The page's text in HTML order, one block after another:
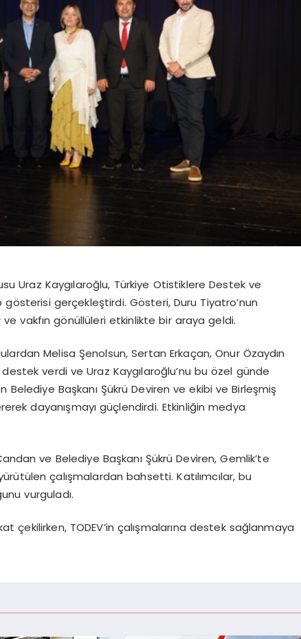
Uraz Kaygılaroğlu, Türkiye Otistiklere Destek ve
gösterisi gerçekleştirdi. Gösteri, Duru Tiyatro’nun
vakfın gönüllüleri etkinlikte bir araya geldi.
Melisa Şenolsun, Sertan Erkaçan, Onur Özaydın
verdi ve Uraz Kaygılaroğlu’nu bu özel günde
Belediye Başkanı Şükrü Deviren ve ekibive Birleşmiş
dayanışmayı güçlendirdi. Etkinliğin medya
ve Belediye Başkanı Şükrü Deviren, Gemlik’te
çalışmalardan bahsetti. Katılımcılar, bu
vurguladı.
çekilirken, TODEV’in çalışmalarına destek sağlanmaya